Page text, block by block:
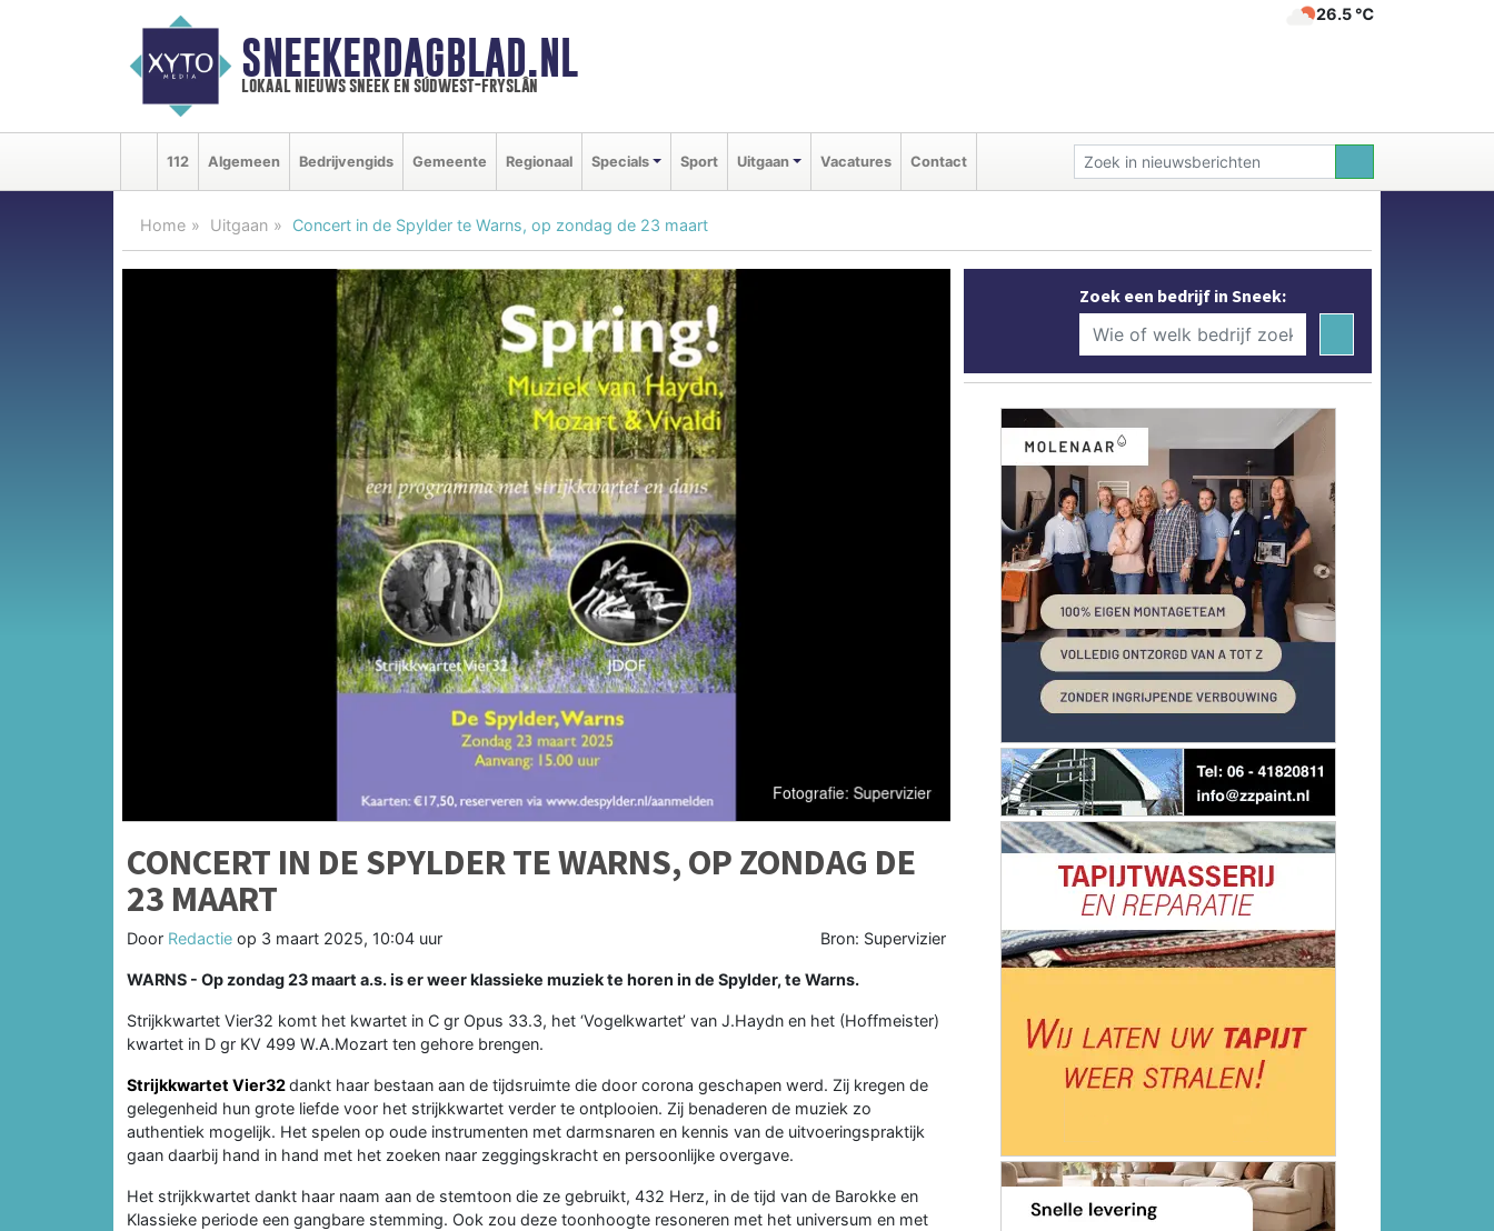
SNEEKERDAGBLAD.NL
lokaal nieuws sneek en súdwest-fryslân
26.5 ℃
112 Algemeen Bedrijvengids Gemeente Regionaal Specials Sport Uitgaan Vacatures Contact
Home Uitgaan Concert in de Spylder te Warns, op zondag de 23 maart
CONCERT IN DE SPYLDER TE WARNS, OP ZONDAG DE
23 MAART
Door Redactie op 3 maart 2025, 10:04 uur Bron: Supervizier
WARNS - Op zondag 23 maart a.s. is er weer klassieke muziek te horen in de Spylder, te Warns.
Strijkkwartet Vier32 komt het kwartet in C gr Opus 33.3, het ‘Vogelkwartet’ van J.Haydn en het (Hoffmeister)
kwartet in D gr KV 499 W.A.Mozart ten gehore brengen.
Strijkkwartet Vier32dankt haar bestaan aan de tijdsruimte die door corona geschapen werd. Zij kregen de
gelegenheid hun grote liefde voor het strijkkwartet verder te ontplooien. Zij benaderen de muziek zo
authentiek mogelijk. Het spelen op oude instrumenten met darmsnaren en kennis van de uitvoeringspraktijk
gaan daarbij hand in hand met het zoeken naar zeggingskracht en persoonlijke overgave.
Het strijkkwartet dankt haar naam aan de stemtoon die ze gebruikt, 432 Herz, in de tijd van de Barokke en
Klassieke periode een gangbare stemming. Ook zou deze toonhoogte resoneren met het universum en met
Zoek een bedrijf in Sneek: